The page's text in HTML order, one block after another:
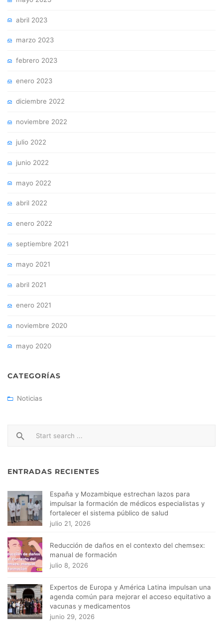
abril 2023
marzo 2023
febrero 2023
enero 2023
diciembre 2022
noviembre 2022
julio 2022
junio 2022
mayo 2022
abril 2022
enero 2022
septiembre 2021
mayo 2021
abril 2021
enero 2021
noviembre 2020
mayo 2020
CATEGORÍAS
Noticias
ENTRADAS RECIENTES
España y Mozambique estrechan lazos para
impulsar la formación de médicos especialistas y
fortalecer el sistema público de salud
julio 21, 2026
Reducción de daños en el contexto del chemsex:
manual de formación
julio 8, 2026
Expertos de Europa y América Latina impulsan una
agenda común para mejorar el acceso equitativo a
vacunas y medicamentos
junio 29, 2026